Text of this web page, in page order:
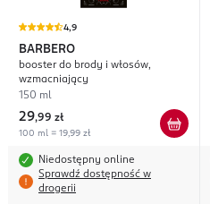
4,9
BARBERO
booster do brody i włosów,
wzmacniający
150 ml
29,99 zł
100 ml = 19,99 zł
Niedostępny online
Sprawdź dostępność w
drogerii